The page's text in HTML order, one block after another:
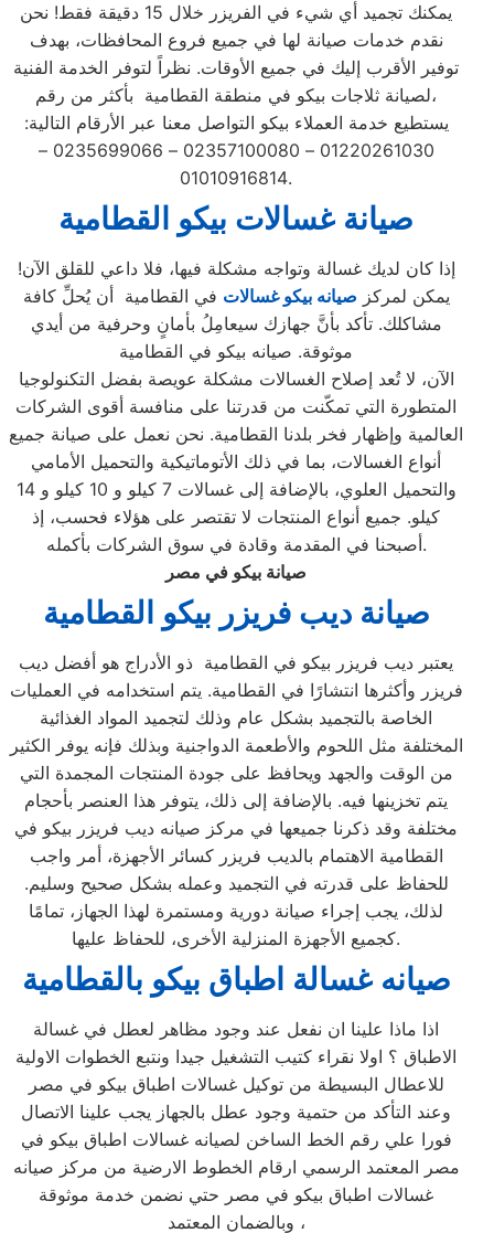
يمكنك تجميد أي شيء في الفريزر خلال 15 دقيقة فقط! نحن
نقدم خدمات صيانة لها في جميع فروع المحافظات، بهدف
توفير الأقرب إليك في جميع الأوقات. نظراً لتوفر الخدمة الفنية
لصيانة ثلاجات بيكو في منطقة القطامية بأكثر من رقم،
يستطيع خدمة العملاء بيكو التواصل معنا عبر الأرقام التالية:
01220261030 – 02357100080 – 0235699066 –
01010916814.
صيانة غسالات بيكو القطامية
إذا كان لديك غسالة وتواجه مشكلة فيها، فلا داعي للقلق الآن!
يمكن لمركز صيانه بيكو غسالات في القطامية أن يُحلِّ كافة
مشاكلك. تأكد بأنَّ جهازك سيعامِلُ بأمانٍ وحرفية من أيدي
موثوقة. صيانه بيكو في القطامية
الآن، لا تُعد إصلاح الغسالات مشكلة عويصة بفضل التكنولوجيا
المتطورة التي تمكّنت من قدرتنا على منافسة أقوى الشركات
العالمية وإظهار فخر بلدنا القطامية. نحن نعمل على صيانة جميع
أنواع الغسالات، بما في ذلك الأتوماتيكية والتحميل الأمامي
والتحميل العلوي، بالإضافة إلى غسالات 7 كيلو و 10 كيلو و 14
كيلو. جميع أنواع المنتجات لا تقتصر على هؤلاء فحسب، إذ
أصبحنا في المقدمة وقادة في سوق الشركات بأكمله.
صيانة بيكو في مصر
صيانة ديب فريزر بيكو القطامية
يعتبر ديب فريزر بيكو في القطامية ذو الأدراج هو أفضل ديب
فريزر وأكثرها انتشارًا في القطامية. يتم استخدامه في العمليات
الخاصة بالتجميد بشكل عام وذلك لتجميد المواد الغذائية
المختلفة مثل اللحوم والأطعمة الدواجنية وبذلك فإنه يوفر الكثير
من الوقت والجهد ويحافظ على جودة المنتجات المجمدة التي
يتم تخزينها فيه. بالإضافة إلى ذلك، يتوفر هذا العنصر بأحجام
مختلفة وقد ذكرنا جميعها في مركز صيانه ديب فريزر بيكو في
القطامية الاهتمام بالديب فريزر كسائر الأجهزة، أمر واجب
للحفاظ على قدرته في التجميد وعمله بشكل صحيح وسليم.
لذلك، يجب إجراء صيانة دورية ومستمرة لهذا الجهاز، تمامًا
كجميع الأجهزة المنزلية الأخرى، للحفاظ عليها.
صيانه غسالة اطباق بيكو بالقطامية
اذا ماذا علينا ان نفعل عند وجود مظاهر لعطل في غسالة
الاطباق ؟ اولا نقراء كتيب التشغيل جيدا ونتبع الخطوات الاولية
للاعطال البسيطة من توكيل غسالات اطباق بيكو في مصر
وعند التأكد من حتمية وجود عطل بالجهاز يجب علينا الاتصال
فورا علي رقم الخط الساخن لصيانه غسالات اطباق بيكو في
مصر المعتمد الرسمي ارقام الخطوط الارضية من مركز صيانه
غسالات اطباق بيكو في مصر حتي نضمن خدمة موثوقة
وبالضمان المعتمد ،